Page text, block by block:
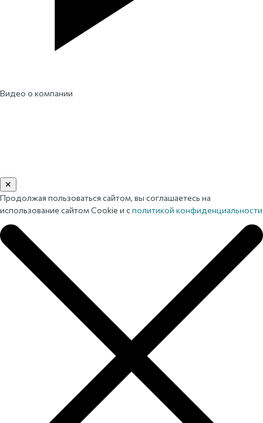
Видео о компании
✕
Продолжая пользоваться сайтом, вы соглашаетесь на
использование сайтом Cookie и сполитикой конфиденциальности